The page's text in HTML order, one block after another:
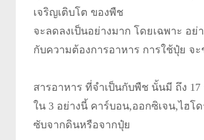
เจริญเติบโต ของพืช
จะลดลงเป็นอย่างมาก โดยเฉพาะ อ
กับความต้องการอาหาร การใช้ปุ๋ย จ
สารอาหาร ที่จำเป็นกับพืช นั้นมี ถึง
ใน 3 อย่างนี้ คาร์บอน,ออกซิเจน,ไฮโ
ซับจากดินหรือจากปุ๋ย